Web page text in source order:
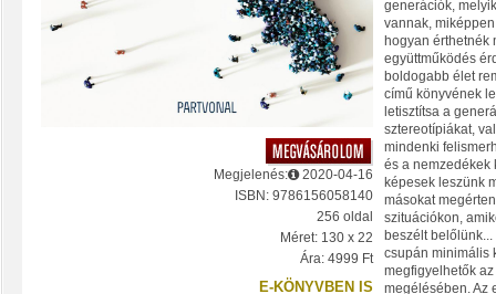
Megjelenés:
2020-04-16
ISBN: 9786156058140
256 oldal
Méret: 130 x 22
Ára: 4999 Ft
E-KÖNYVBEN IS
generációk,
vannak,
hogyan érthetnék
együttműködés
boldogabb élet
című könyvének
letisztítsa a
sztereotípiákat,
mindenki
és a nemzedékek
képesek leszünk
másokat
szituációkon,
beszélt
csupán minimális
megfigyelhetők
megélésében. Az